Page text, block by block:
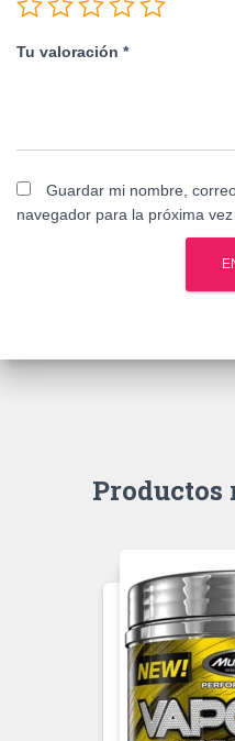
Tu valoración *
Guardar mi nombre,
navegador para la próxima
Productos